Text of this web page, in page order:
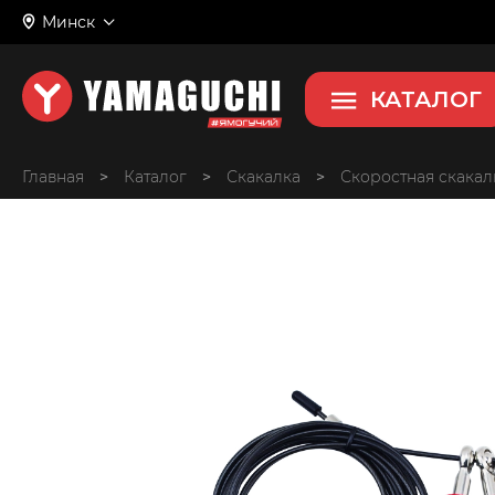
Минск
КАТАЛОГ
Главная > > Скакалка > Скоростная
Скакалка